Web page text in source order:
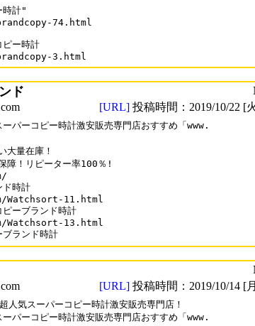
時計"
74.html
ピー時計
3.html
ド
[URL] 投稿時間：2019/10/22 [
パーコピー時計激安販売専門店おすすめ「www.
大量在庫！
障！リピーター率100％!
ド時計
Watchsort-11.html
ピーブランド時計
Watchsort-13.html
ブランド時計
[URL] 投稿時間：2019/10/14 [
人気スーパーコピー時計激安販売専門店！
パーコピー時計激安販売専門店おすすめ「www.